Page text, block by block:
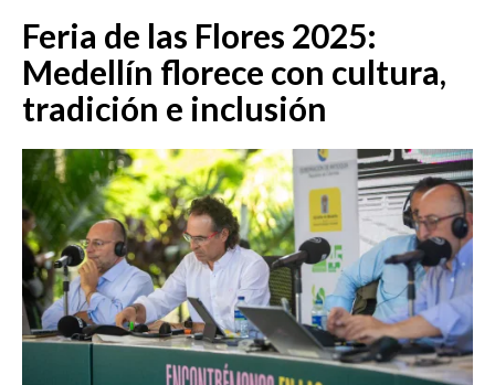
EMISIÓN 12:30 PM
EMISIÓN 7:00 PM
EMISIÓN 11:30 PM
Feria de las Flores 2025:
Medellín florece con cultura,
tradición e inclusión